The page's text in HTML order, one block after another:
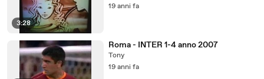
3:28
19 anni fa
Roma - INTER 1-4 anno 2007
Tony
19 anni fa